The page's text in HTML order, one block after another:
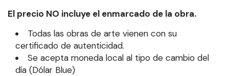
El precio NO incluye el enmarcado de la obra.
Todas las obras de arte vienen con su
certificado de autenticidad.
Se acepta moneda local al tipo de cambio del
día (Dólar Blue)